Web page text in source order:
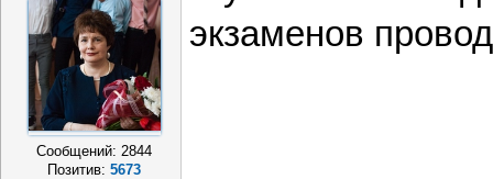
Сообщений: 2844
Позитив: 5673
экзаменов